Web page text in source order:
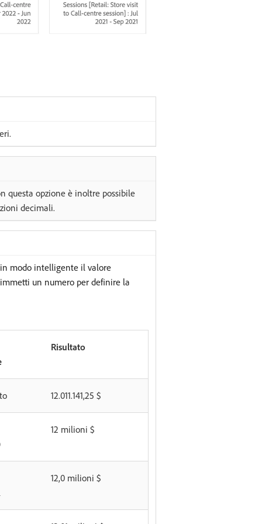
questa opzione è inoltre possibile
decimali.
modo intelligente il valore
un numero per definire la
Risultato
12.011.141,25 $
12 milioni $
12,0 milioni $